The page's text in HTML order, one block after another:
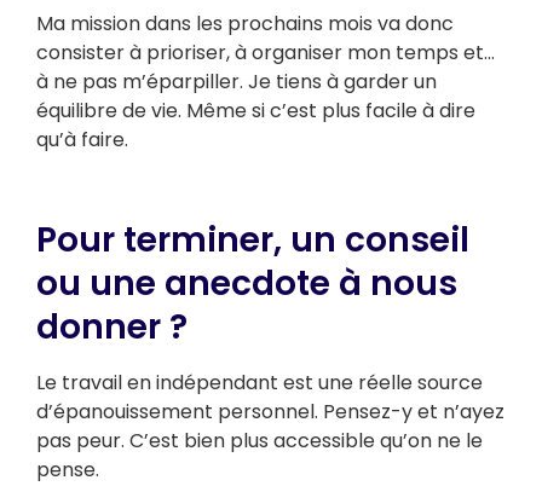
Ma mission dans les prochains mois va donc
consister à prioriser, à organiser mon temps et…
à ne pas m’éparpiller. Je tiens à garder un
équilibre de vie. Même si c’est plus facile à dire
qu’à faire.
Pour terminer, un conseil
ou une anecdote à nous
donner ?
Le travail en indépendant est une réelle source
d’épanouissement personnel. Pensez-y et n’ayez
pas peur. C’est bien plus accessible qu’on ne le
pense.